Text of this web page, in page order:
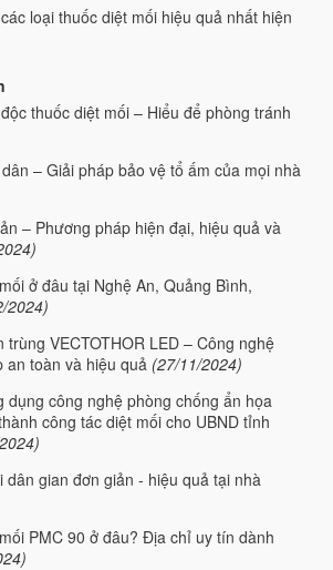
loại thuốc diệt mối hiệu quả nhất hiện
thuốc diệt mối – Hiểu để phòng tránh
– Giải pháp bảo vệ tổ ấm của mọi nhà
– Phương pháp hiện đại, hiệu quả và
ở đâu tại Nghệ An, Quảng Bình,
2024)
trùng VECTOTHOR LED – Công nghệ
an toàn và hiệu quả (27/11/2024)
dụng công nghệ phòng chống ẩn họa
công tác diệt mối cho UBND tỉnh
dân gian đơn giản - hiệu quả tại nhà
PMC 90 ở đâu? Địa chỉ uy tín dành